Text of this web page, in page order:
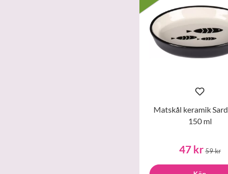
Matskål keramik
150 ml
47 kr59 kr